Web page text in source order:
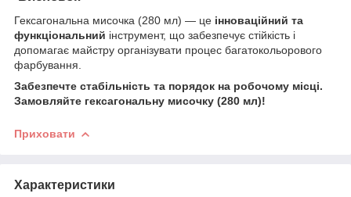
​Гексагональна мисочка (280 мл) — це інноваційний та
функціональний інструмент, що забезпечує стійкість і
допомагає майстру організувати процес багатокольорового
фарбування.
Забезпечте стабільність та порядок на робочому місці.
Замовляйте гексагональну мисочку (280 мл)!
Приховати
Характеристики